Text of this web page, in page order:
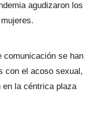
agudizaron los
comunicación se han
con el acoso sexual,
la céntrica plaza